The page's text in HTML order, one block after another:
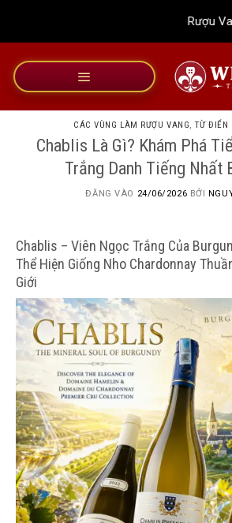
dung
Rượu Vang
CÁC VÙNG LÀM RƯỢU VANG,TỪ ĐIỂN
Chablis Là Gì? Khám Phá
Trắng Danh Tiếng Nhất
ĐĂNG VÀO 24/06/2026 BỞI
Chablis – Viên Ngọc Trắng Của
Thể Hiện Giống Nho Chardonnay
Giới